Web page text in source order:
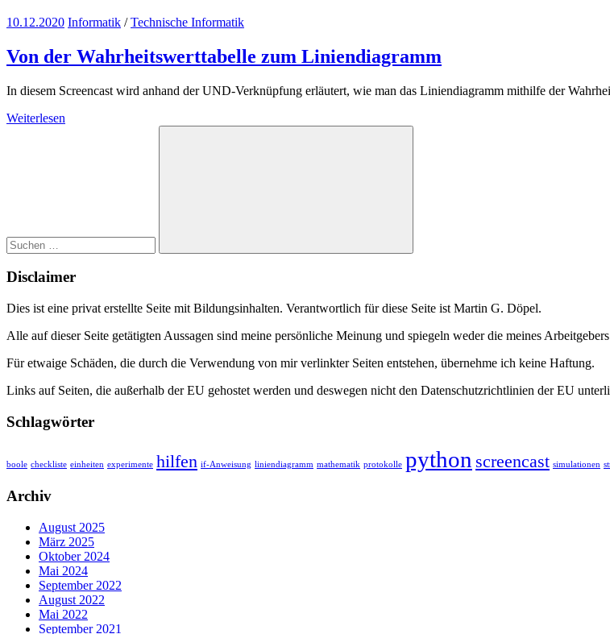
10.12.2020 Informatik /Technische Informatik
Von der Wahrheitswerttabelle zum Liniendiagramm
In diesem Screencast wird anhand der UND-Verknüpfung erläutert, wie man das Liniendiagramm mithilfe der
Weiterlesen
Suchen
Disclaimer
Dies ist eine privat erstellte Seite mit Bildungsinhalten. Verantwortlich für diese Seite ist Martin G. Döpel.
Alle auf dieser Seite getätigten Aussagen sind meine persönliche Meinung und spiegeln weder die meines
Für etwaige Schäden, die durch die Verwendung von mir verlinkter Seiten entstehen, übernehme ich keine Haftung.
Links auf Seiten, die außerhalb der EU gehostet werden und deswegen nicht den Datenschutzrichtlinien der EU
Schlagwörter
boole checkliste einheiten experimente hilfen if-Anweisung liniendiagramm mathematik protokolle python screencast simulationen
Archiv
August 2025
März 2025
Oktober 2024
Mai 2024
September 2022
August 2022
Mai 2022
September 2021